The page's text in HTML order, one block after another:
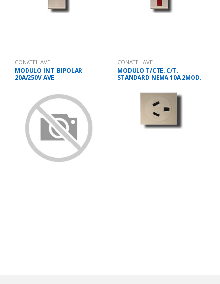
CONATEL AVE
MODULO INT. BIPOLAR
20A/250V AVE
CONATEL AVE
MODULO T/CTE. C/T.
STANDARD NEMA 10A 2MOD.